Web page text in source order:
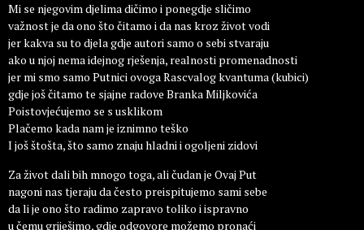
Mi se njegovim djelima dičimo i ponegdje sličimo
važnost je da ono što čitamo i da nas kroz život vodi
jer kakva su to djela gdje autori samo o sebi stvaraju
ako u njoj nema idejnog rješenja, realnosti promenadnosti
jer mi smo samo Putnici ovoga Rascvalog kvantuma (kubici)
gdje još čitamo te sjajne radove Branka Miljkovića
Poistovjećujemo se s usklikom
Plačemo kada nam je iznimno teško
I još štošta, što samo znaju hladni i ogoljeni zidovi
Za život dali bih mnogo toga, ali čudan je Ovaj Put
nagoni nas tjeraju da često preispitujemo sami sebe
da li je ono što radimo zapravo toliko i ispravno
u čemu griješimo, gdje odgovore možemo pronaći